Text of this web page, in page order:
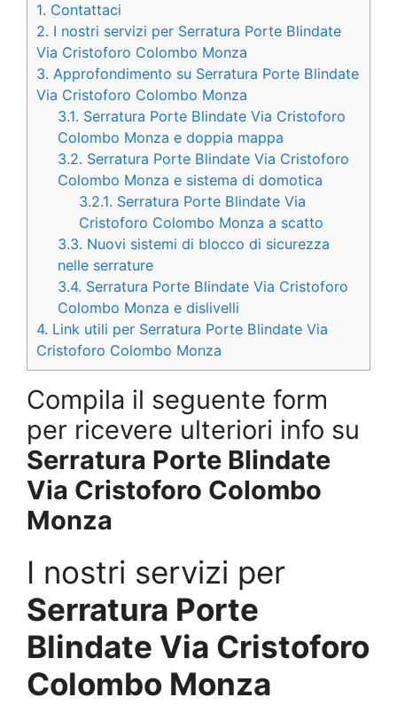
1. Contattaci
2. I nostri servizi per Serratura Porte Blindate
Via Cristoforo Colombo Monza
3. Approfondimento su Serratura Porte Blindate
Via Cristoforo Colombo Monza
3.1. Serratura Porte Blindate Via Cristoforo
Colombo Monza e doppia mappa
3.2. Serratura Porte Blindate Via Cristoforo
Colombo Monza e sistema di domotica
3.2.1. Serratura Porte Blindate Via
Cristoforo Colombo Monza a scatto
3.3. Nuovi sistemi di blocco di sicurezza
nelle serrature
3.4. Serratura Porte Blindate Via Cristoforo
Colombo Monza e dislivelli
4. Link utili per Serratura Porte Blindate Via
Cristoforo Colombo Monza
Compila il seguente form
per ricevere ulteriori info su
Serratura Porte Blindate
Via Cristoforo Colombo
Monza
I nostri servizi per
Serratura Porte
Blindate Via Cristoforo
Colombo Monza